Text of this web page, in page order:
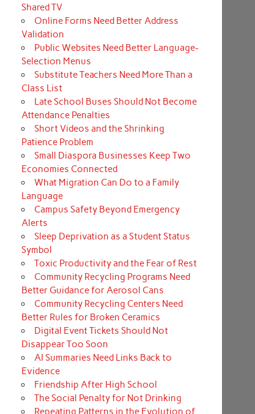
Shared TV
Online Forms Need Better Address
Validation
Public Websites Need Better Language-
Selection Menus
Substitute Teachers Need More Than a
Class List
Late School Buses Should Not Become
Attendance Penalties
Short Videos and the Shrinking
Patience Problem
Small Diaspora Businesses Keep Two
Economies Connected
What Migration Can Do to a Family
Language
Campus Safety Beyond Emergency
Alerts
Sleep Deprivation as a Student Status
Symbol
Toxic Productivity and the Fear of Rest
Community Recycling Programs Need
Better Guidance for Aerosol Cans
Community Recycling Centers Need
Better Rules for Broken Ceramics
Digital Event Tickets Should Not
Disappear Too Soon
AI Summaries Need Links Back to
Evidence
Friendship After High School
The Social Penalty for Not Drinking
Repeating Patterns in the Evolution of